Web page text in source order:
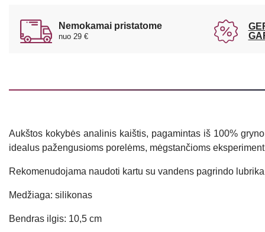
Nemokamai pristatome
nuo 29 €
Aukštos kokybės analinis kaištis, pagamintas iš 100%
idealus pažengusioms porelėms, mėgstančioms
Rekomenudojama naudoti kartu su vandens pagrindo
Medžiaga: silikonas
Bendras ilgis: 10,5 cm